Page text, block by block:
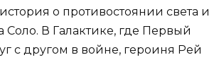
о противостоянии света и
Соло. В Галактике, где Первый
с другом в войне, героиня Рей